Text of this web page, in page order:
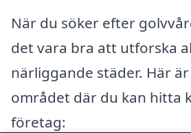
När du söker efter
det vara bra att utforska
närliggande städer. Här
området där du kan hitta
företag: